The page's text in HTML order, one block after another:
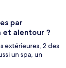
par
et alentour ?
extérieures, 2 des
un spa, un